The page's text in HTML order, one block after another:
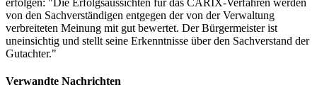
erfolgen: "Die Erfolgsaussichten für das CARIX-Verfahren werden
von den Sachverständigen entgegen der von der Verwaltung
verbreiteten Meinung mit gut bewertet. Der Bürgermeister ist
uneinsichtig und stellt seine Erkenntnisse über den Sachverstand der
Gutachter."
Verwandte Nachrichten